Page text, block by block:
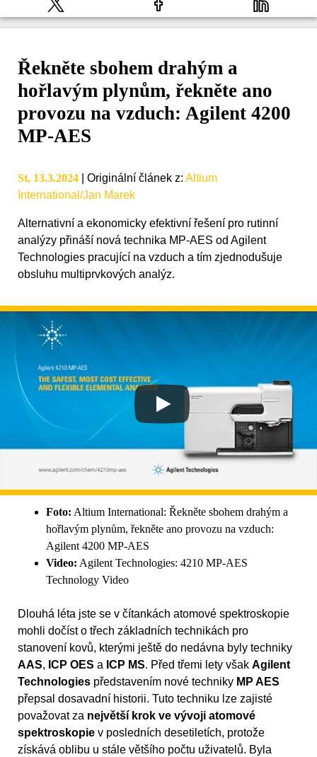
Řekněte sbohem drahým a
hořlavým plynům, řekněte ano
provozu na vzduch: Agilent 4200
MP‑AES
St, 13.3.2024 Originální článek z: Altium
International/Jan Marek
Alternativní a ekonomicky efektivní řešení pro rutinní
analýzy přináší nová technika MP‑AES od Agilent
Technologies pracující na vzduch a tím zjednodušuje
obsluhu multiprvkových analýz.
Foto: Altium International: Řekněte sbohem drahým a
hořlavým plynům, řekněte ano provozu na vzduch:
Agilent 4200 MP‑AES
Video: Agilent Technologies: 4210 MP-AES
Technology Video
Dlouhá léta jste se v čítankách atomové spektroskopie
mohli dočíst o třech základních technikách pro
stanovení kovů, kterými ještě do nedávna byly techniky
AAS, ICP OES a ICP MS. Před třemi lety však Agilent
Technologies představením nové techniky MP AES
přepsal dosavadní historii. Tuto techniku lze zajisté
považovat za největší krok ve vývoji atomové
spektroskopie v posledních desetiletích, protože
získává oblibu u stále většího počtu uživatelů. Byla